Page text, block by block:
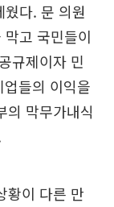
다. 문 의원
고 국민들이
규제이자 민
들의 이익을
의 막무가내식
황이 다른 만